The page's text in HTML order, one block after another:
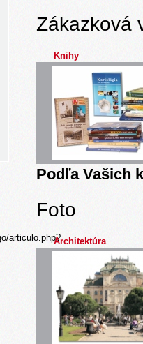
articulo.php?
Zákazková
Knihy
Podľa Vašich
Foto
Architektúra